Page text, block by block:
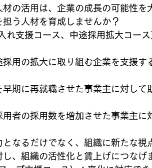
の活用は、企業の成長の可能性を
う人材を育成しませんか？
れ支援コース、中途採用拡大コー
用の拡大に取り組む企業を支援す
早期に再就職させた事業主に対して
用者の採用数を増加させた事業主に
なるだけでなく、組織に新たな視
、組織の活性化と賃上げにつなげ